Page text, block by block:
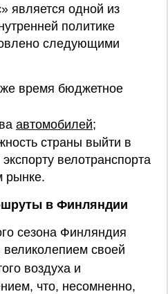
является одной из
политике
следующими
время бюджетное
автомобилей;
страны выйти в
велотранспорта
рынке.
в Финляндии
сезона Финляндия
великолепием своей
воздуха и
что, несомненно,